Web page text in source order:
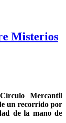
Misterios
Mercantil
un recorrido por
de la mano de